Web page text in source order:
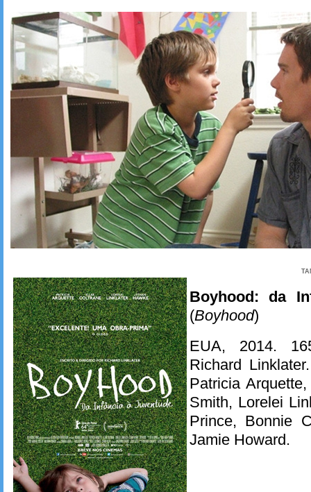
Boyhood: da
(Boyhood)
EUA, 2014.
Richard
Patricia
Smith, Lorelei
Prince, Bonnie
Jamie Howard.